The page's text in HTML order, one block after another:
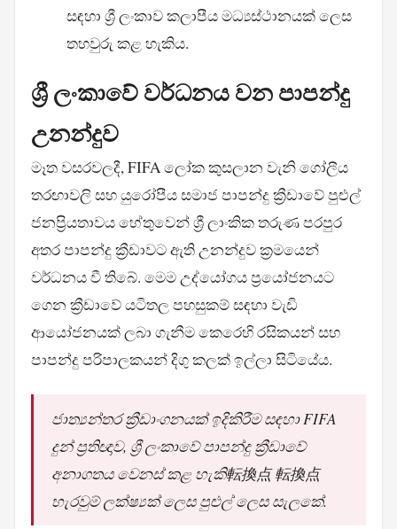
සඳහා ශ්‍රී ලංකාව කලාපීය මධ්‍යස්ථානයක් ලෙස
තහවුරු කළ හැකිය.
ශ්‍රී ලංකාවේ වර්ධනය වන පාපන්දු
උනන්දුව
මෑත වසරවලදී, FIFA ලෝක කුසලාන වැනි ගෝලීය
තරඟාවලි සහ යුරෝපීය සමාජ පාපන්දු ක්‍රීඩාවේ පුළුල්
ජනප්‍රියතාවය හේතුවෙන් ශ්‍රී ලාංකික තරුණ පරපුර
අතර පාපන්දු ක්‍රීඩාවට ඇති උනන්දුව ක්‍රමයෙන්
වර්ධනය වී තිබේ. මෙම උද්යෝගය ප්‍රයෝජනයට
ගෙන ක්‍රීඩාවේ යටිතල පහසුකම් සඳහා වැඩි
ආයෝජනයක් ලබා ගැනීම කෙරෙහි රසිකයන් සහ
පාපන්දු පරිපාලකයන් දිගු කලක් ඉල්ලා සිටියේය.
ජාත්‍යන්තර ක්‍රීඩාංගනයක් ඉදිකිරීම සඳහා FIFA
දුන් ප්‍රතිඥාව, ශ්‍රී ලංකාවේ පාපන්දු ක්‍රීඩාවේ
අනාගතය වෙනස් කළ හැකි転換点 転換点
හැරවුම් ලක්ෂ්‍යක් ලෙස පුළුල් ලෙස සැලකේ.